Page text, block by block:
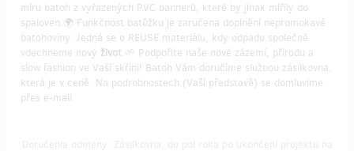
míru batoh z vyřazených PVC bannerů, které by jinak mířily do
spaloven.🌍 Funkčnost batůžku je zaručena doplnění nepromokavé
batohoviny. Jedná se o REUSE materiálu, kdy odpadu společně
vdechneme nový život.🌱 Podpoříte naše nové zázemí, přírodu a
slow fashion ve Vaší skříni! Batoh Vám doručíme službou zásilkovna,
která je v ceně. Na podrobnostech (Vaší představě) se domluvíme
přes e-mail.